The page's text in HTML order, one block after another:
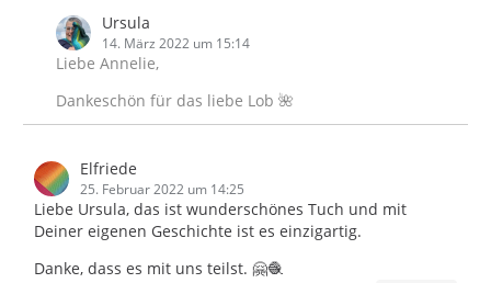
Ursula
14. März 2022 um 15:14
Liebe Annelie,
Dankeschön für das liebe Lob 🌺
Elfriede
25. Februar 2022 um 14:25
Liebe Ursula, das ist wunderschönes Tuch und mit
Deiner eigenen Geschichte ist es einzigartig.
Danke, dass es mit uns teilst. 🤗🧶